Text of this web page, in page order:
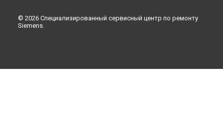
© 2026 Специализированный сервисный центр по ремонту
Siemens.